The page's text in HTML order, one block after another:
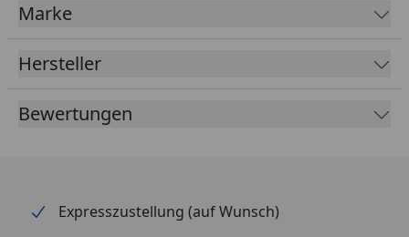
Features und technische Spezifikationen:
Hochwertige Abdeckung / Verkleidung für 5kg
Gasflaschen
Eco-Stone Werkstoff in Holzoptik
Gewicht: ca. 16,5 kg
Marke
Hersteller
Bewertungen
Expresszustellung (auf Wunsch)